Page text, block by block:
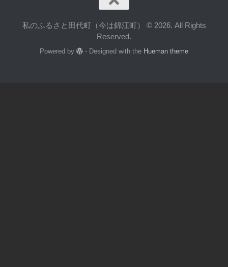
私のふるさと田代町（今は錦江町） © 2026. All Rights
Reserved.
Powered by - Designed with the Hueman theme